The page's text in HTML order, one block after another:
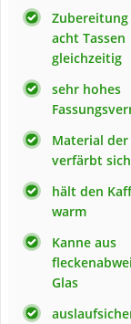
Zubereitung
acht Tassen
gleichzeitig
sehr hohes
Material der
verfärbt
hält den
warm
Kanne aus
Glas